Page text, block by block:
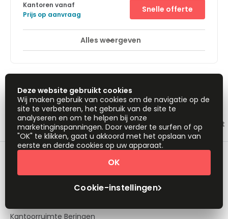
Vergaderzalen + 2 meer
range of public transport links including buses, trams
and rail – meeting rooms can therefore be easily
reached by you and your clients. The surrounding area
also offers a range of eateries, making it ideal for you to
entertain your clients and guests. The area allows you
and your business to be placed in a great location for
business.
Kantoren vanaf
Prijs op aanvraag
Snelle offerte
Alles weergeven
1 2
Kantoorruimte in de buurt Coworking ruimte in de buurt
Kantoorruimte Mechelen
Kantoorruimte Beringen
Deze website gebruikt cookies
Wij maken gebruik van cookies om de navigatie op de
site te verbeteren, het gebruik van de site te
analyseren en om te helpen bij onze
marketinginspanningen. Door verder te surfen of op
"OK" te klikken, gaat u akkoord met het opslaan van
eerste en derde cookies op uw apparaat.
Cookie-instellingen
OK